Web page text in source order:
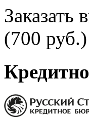
Заказать
(700 руб.)